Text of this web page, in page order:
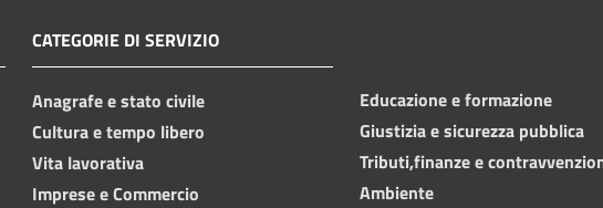
CATEGORIE DI SERVIZIO
Anagrafe e stato civile
Cultura e tempo libero
Vita lavorativa
Imprese e Commercio
Educazione e formazione
Giustizia e sicurezza pubblica
Tributi,finanze e
Ambiente